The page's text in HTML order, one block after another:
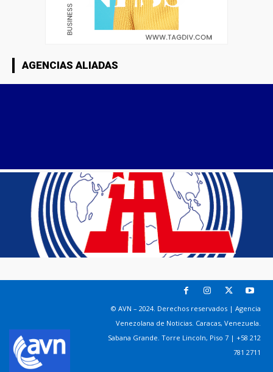
AGENCIAS ALIADAS
© AVN – 2024. Derechos reservados | Agencia
Venezolana de Noticias. Caracas, Venezuela.
Sabana Grande. Torre Lincoln, Piso 7 | +58 212
781 2711